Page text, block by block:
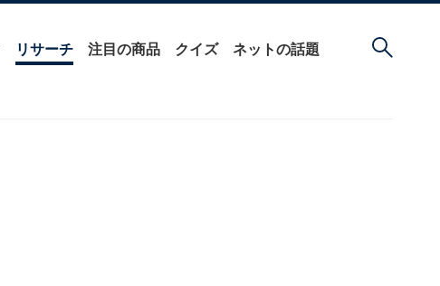
リサーチ 注目の商品 クイズ ネットの話題